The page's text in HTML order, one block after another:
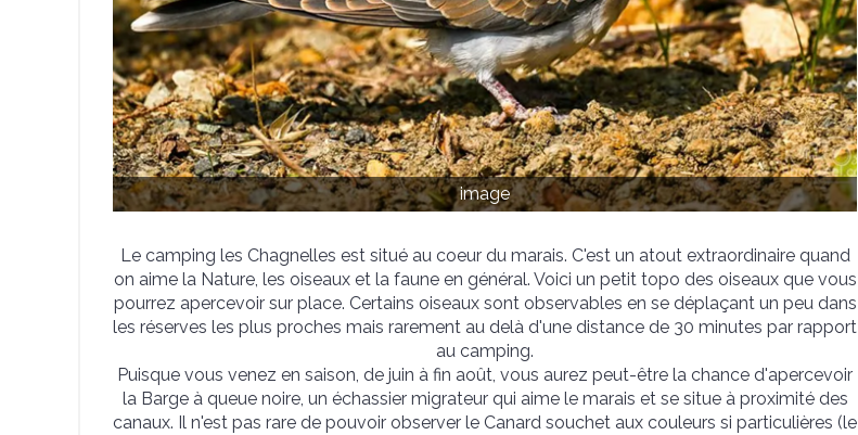
image
Le camping les Chagnelles est situé au coeur du marais. C'est un atout extraordinaire quand
on aime la Nature, les oiseaux et la faune en général. Voici un petit topo des oiseaux que vous
pourrez apercevoir sur place. Certains oiseaux sont observables en se déplaçant un peu dans
les réserves les plus proches mais rarement au delà d'une distance de 30 minutes par rapport
au camping.
Puisque vous venez en saison, de juin à fin août, vous aurez peut-être la chance d'apercevoir
la Barge à queue noire, un échassier migrateur qui aime le marais et se situe à proximité des
canaux. Il n'est pas rare de pouvoir observer le Canard souchet aux couleurs si particulières (le